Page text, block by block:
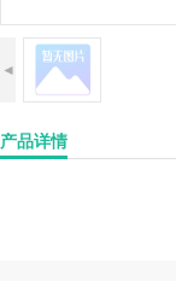
◄
产品详情